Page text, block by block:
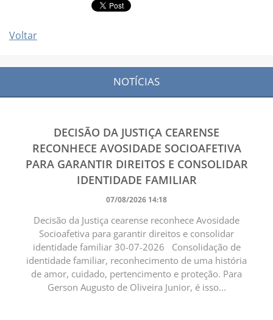
Voltar
NOTÍCIAS
DECISÃO DA JUSTIÇA CEARENSE
RECONHECE AVOSIDADE SOCIOAFETIVA
PARA GARANTIR DIREITOS E CONSOLIDAR
IDENTIDADE FAMILIAR
07/08/2026 14:18
Decisão da Justiça cearense reconhece Avosidade
Socioafetiva para garantir direitos e consolidar
identidade familiar 30-07-2026 Consolidação de
identidade familiar, reconhecimento de uma história
de amor, cuidado, pertencimento e proteção. Para
Gerson Augusto de Oliveira Junior, é isso...